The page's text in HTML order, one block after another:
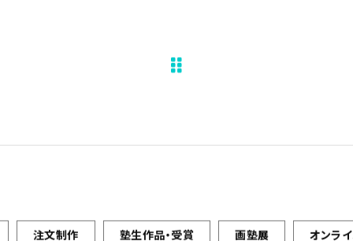
注文制作 塾生作品・受賞 画塾展 オンラ